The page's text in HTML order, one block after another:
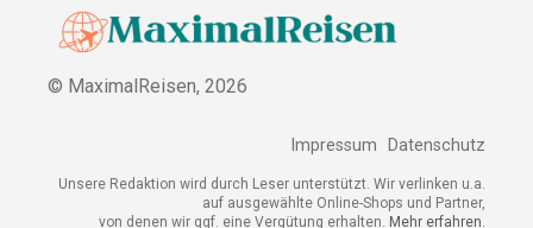
© MaximalReisen, 2026
Impressum Datenschutz
Unsere Redaktion wird durch Leser unterstützt. Wir verlinken u.a.
auf ausgewählte Online-Shops und Partner,
von denen wir ggf. eine Vergütung erhalten. Mehr erfahren.